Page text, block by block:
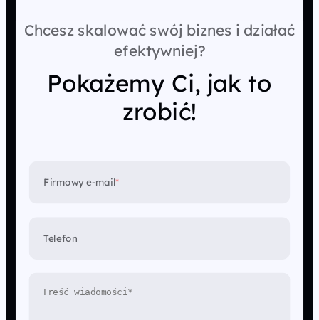
Chcesz skalować swój biznes i działać
efektywniej?
Pokażemy Ci, jak to
zrobić!
Firmowy e-mail*
Telefon